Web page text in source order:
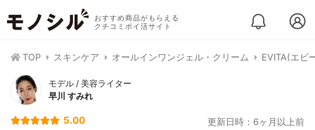
おすすめ商品がもらえる
クチコミポイ活サイト
TOP スキンケア オールインワンジェル・クリーム EVITA(エビ
モデル / 美容ライター
早川 すみれ
5.00 更新日時：6ヶ月以上前